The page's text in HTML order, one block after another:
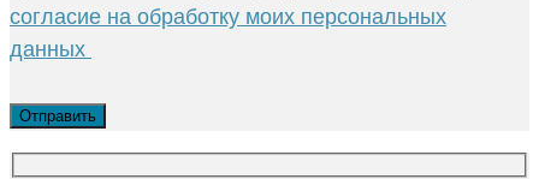
согласие на обработку моих персональных
данных